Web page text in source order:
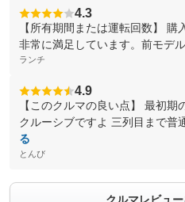
4.3
【所有期間または運転回数】
非常に満足しています。前モデ
ランチ
4.9
【このクルマの良い点】 最初
クルーシブですよ 三列目まで普
る
とんび